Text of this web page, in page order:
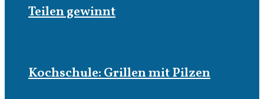
Teilen gewinnt
Kochschule: Grillen mit Pilzen